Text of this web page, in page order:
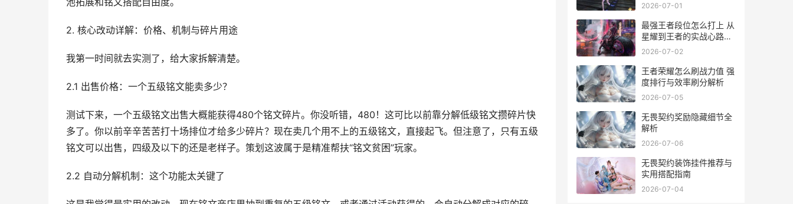
2. 核心改动详解：价格、机制与碎片用途
我第一时间就去实测了，给大家拆解清楚。
2.1 出售价格：一个五级铭文能卖多少？
测试下来，一个五级铭文出售大概能获得480个铭文碎片。你没听错，480！这可比以前靠分解低级铭文攒碎片快
多了。你以前辛辛苦苦打十场排位才给多少碎片？现在卖几个用不上的五级铭文，直接起飞。但注意了，只有五级
铭文可以出售，四级及以下的还是老样子。策划这波属于是精准帮扶“铭文贫困”玩家。
2.2 自动分解机制：这个功能太关键了
2026-07-01
最强王者段位怎么打上 从
星耀到王者的实战心路历
程
2026-07-02
王者荣耀怎么刷战力值 强
度排行与效率刷分解析
2026-07-05
无畏契约奖励隐藏细节全
解析
2026-07-06
无畏契约装饰挂件推荐与
实用搭配指南
2026-07-04